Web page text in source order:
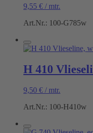
9,55 € / mtr.
Art.Nr.: 100-G785w
H 410
9,50 € / mtr.
Art.Nr.: 100-H410w